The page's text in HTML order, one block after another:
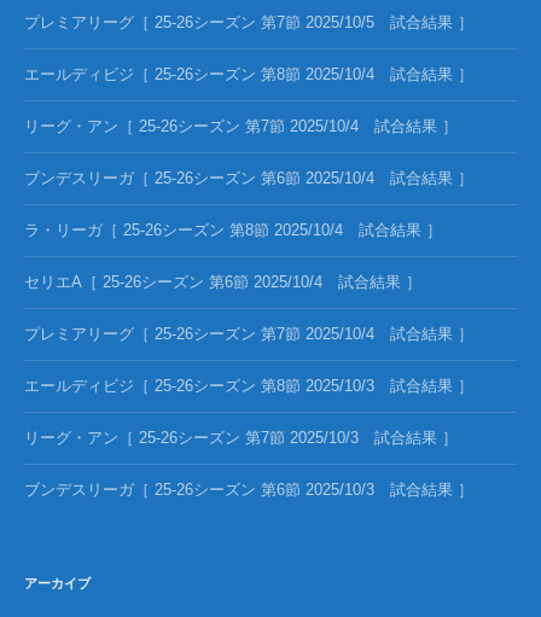
プレミアリーグ［ 25-26シーズン 第7節 2025/10/5 試合結果 ］
エールディビジ［ 25-26シーズン 第8節 2025/10/4 試合結果 ］
リーグ・アン［ 25-26シーズン 第7節 2025/10/4 試合結果 ］
ブンデスリーガ［ 25-26シーズン 第6節 2025/10/4 試合結果 ］
ラ・リーガ［ 25-26シーズン 第8節 2025/10/4 試合結果 ］
セリエA［ 25-26シーズン 第6節 2025/10/4 試合結果 ］
プレミアリーグ［ 25-26シーズン 第7節 2025/10/4 試合結果 ］
エールディビジ［ 25-26シーズン 第8節 2025/10/3 試合結果 ］
リーグ・アン［ 25-26シーズン 第7節 2025/10/3 試合結果 ］
ブンデスリーガ［ 25-26シーズン 第6節 2025/10/3 試合結果 ］
アーカイブ